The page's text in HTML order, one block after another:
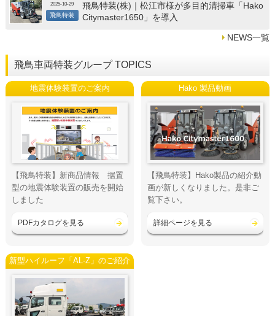
2025-10-29
飛鳥特装
飛鳥特装(株)｜松江市様が多目的清掃車「Hako
Citymaster1650」を導入
NEWS一覧
飛鳥車両特装グループ TOPICS
地震体験装置のご案内
【飛鳥特装】新商品情報 据置
型の地震体験装置の販売を開始
しました
PDFカタログを見る
Hako 製品動画
【飛鳥特装】Hako製品の紹介動
画が新しくなりました。是非ご
覧下さい。
詳細ページを見る
新型ハイルーフ「AL-Z」のご紹介